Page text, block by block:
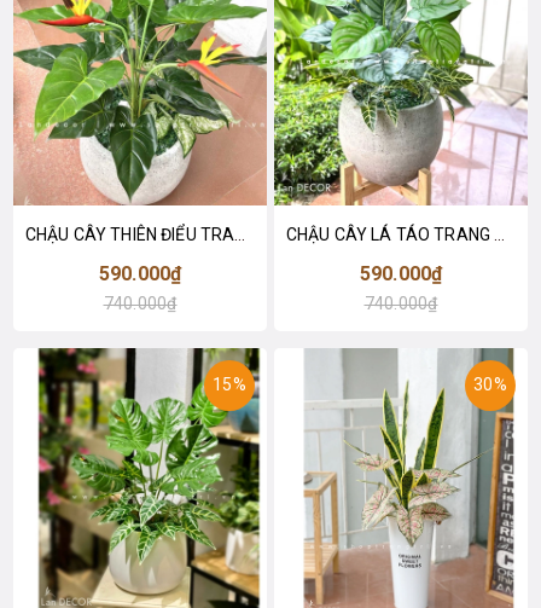
590.000₫
740.000₫
590.000₫
740.000₫
15% 30%